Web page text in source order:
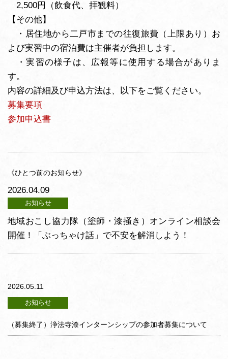
2,500円（飲食代、拝観料）
【その他】
・居住地から二戸市までの往復旅費（上限あり）お
よび実習中の宿泊費は主催者が負担します。
・実習の様子は、広報等に使用する場合がありま
す。
内容の詳細及び申込方法は、以下をご覧ください。
募集要項
参加申込書
《ひとつ前のお知らせ》
2026.04.09
お知らせ
地域おこし協力隊（塗師・漆掻き）オンライン相談会
開催！「ぶっちゃけ話」で不安を解消しよう！
2026.05.11
お知らせ
（募集終了）浄法寺漆インターンシップの参加者募集について